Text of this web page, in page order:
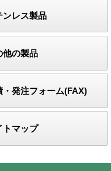
ンレス製品
他の製品
・発注フォーム(FAX)
トマップ